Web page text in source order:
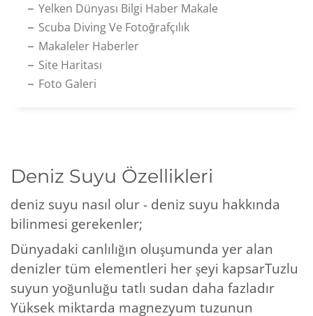
Yelken Dünyası Bilgi Haber Makale
Scuba Diving Ve Fotoğrafçılık
Makaleler Haberler
Site Haritası
Foto Galeri
Deniz Suyu Özellikleri
deniz suyu nasıl olur - deniz suyu hakkında
bilinmesi gerekenler;
Dünyadaki canlılığın oluşumunda yer alan
denizler tüm elementleri her şeyi kapsarTuzlu
suyun yoğunluğu tatlı sudan daha fazladır
Yüksek miktarda magnezyum tuzunun